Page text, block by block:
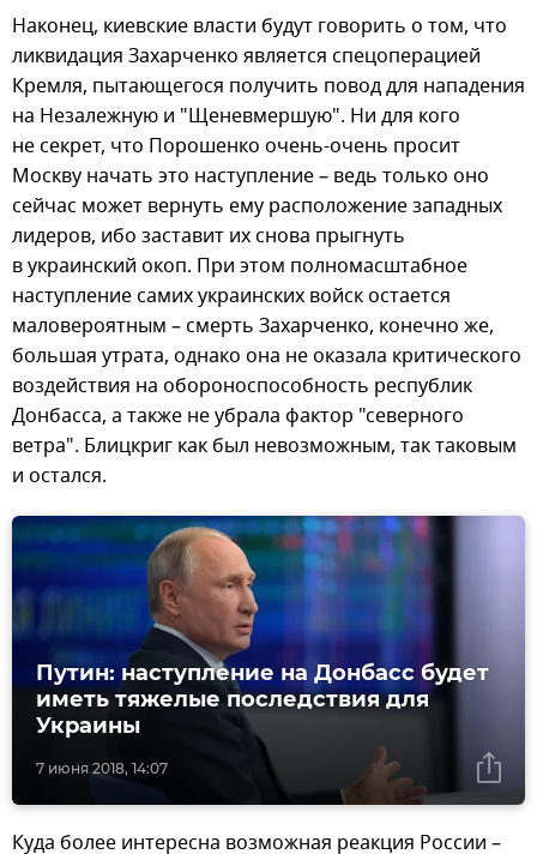
Наконец, киевские власти будут говорить о том, что
ликвидация Захарченко является спецоперацией
Кремля, пытающегося получить повод для нападения
на Незалежную и "Щеневмершую". Ни для кого
не секрет, что Порошенко очень-очень просит
Москву начать это наступление – ведь только оно
сейчас может вернуть ему расположение западных
лидеров, ибо заставит их снова прыгнуть
в украинский окоп. При этом полномасштабное
наступление самих украинских войск остается
маловероятным – смерть Захарченко, конечно же,
большая утрата, однако она не оказала критического
воздействия на обороноспособность республик
Донбасса, а также не убрала фактор "северного
ветра". Блицкриг как был невозможным, так таковым
и остался.
7 июня 2018, 14:07
Путин: наступление на Донбасс будет
иметь тяжелые последствия для
Украины
Куда более интересна возможная реакция России –